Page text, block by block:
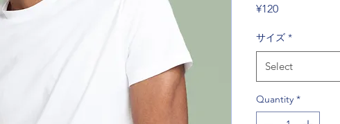
¥120Price
サイズ *
Select
Quantity *